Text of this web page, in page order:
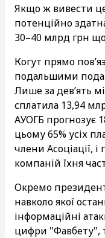
Якщо ж вивести
потенційно
30–40 млрд грн
Когут прямо
подальшими
Лише за дев’ять
сплатила 13,94
АУОГБ прогнозує
цьому 65% усіх
члени Асоціації,
компаній їхня
Окремо
навколо якої
інформаційні
цифри "Фавбету",